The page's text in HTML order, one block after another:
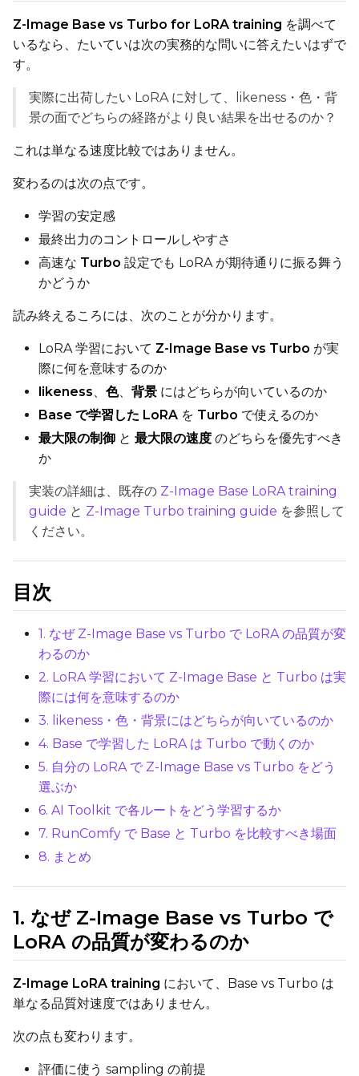
Compile Options
Toggle Compile Model
Compile Model
TARGET
Target Type
LoRA
SAVE
BF16
Max Step Saves to Keep
Batch Size
Steps
AdamW8Bit
Learning Rate
Weight Decay
Timestep Type
Weighted
Timestep Bias
Balanced
EMA (Exponential Moving
Z-Image Base vs Turbo for LoRA training を調べて
いるなら、たいていは次の実務的な問いに答えたいはずで
す。
実際に出荷したい LoRA に対して、likeness・色・背
景の面でどちらの経路がより良い結果を出せるのか？
これは単なる速度比較ではありません。
変わるのは次の点です。
学習の安定感
最終出力のコントロールしやすさ
高速な Turbo 設定でも LoRA が期待通りに振る舞う
かどうか
読み終えるころには、次のことが分かります。
LoRA 学習において Z-Image Base vs Turbo が実
際に何を意味するのか
likeness
色、 背景 にはどちらが向いているのか
Base で学習した LoRA を Turbo で使えるのか
最大限の制御 と 最大限の速度 のどちらを優先すべき
か
実装の詳細は、既存の Z-Image Base LoRA training
guide と Z-Image Turbo training guide を参照して
ください。
目次
1. なぜ Z-Image Base vs Turbo で LoRA の品質が変
わるのか
2. LoRA 学習において Z-Image Base と Turbo は実
際には何を意味するのか
3. likeness・色・背景にはどちらが向いているのか
4. Base で学習した LoRA は Turbo で動くのか
5. 自分の LoRA で Z-Image Base vs Turbo をどう
選ぶか
6. AI Toolkit で各ルートをどう学習するか
7. RunComfy で Base と Turbo を比較すべき場面
8. まとめ
1. なぜ Z-Image Base vs Turbo で
LoRA の品質が変わるのか
Z-Image LoRA training において、Base vs Turbo は
単なる品質対速度ではありません。
次の点も変わります。
評価に使う sampling の前提